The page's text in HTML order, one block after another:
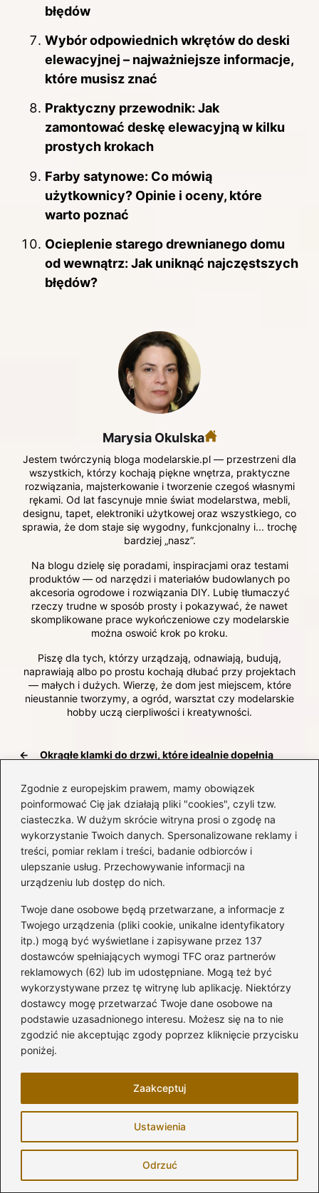
Zgodnie z europejskim prawem, mamy obowiązek
poinformować Cię jak działają pliki "cookies", czyli tzw.
ciasteczka. W dużym skrócie witryna prosi o zgodę na
wykorzystanie Twoich danych. Spersonalizowane reklamy i
treści, pomiar reklam i treści, badanie odbiorców i
ulepszanie usług. Przechowywanie informacji na
urządzeniu lub dostęp do nich.
Twoje dane osobowe będą przetwarzane, a informacje z
Twojego urządzenia (pliki cookie, unikalne identyfikatory
itp.) mogą być wyświetlane i zapisywane przez 137
dostawców spełniających wymogi TFC oraz partnerów
reklamowych (62) lub im udostępniane. Mogą też być
wykorzystywane przez tę witrynę lub aplikację. Niektórzy
dostawcy mogę przetwarzać Twoje dane osobowe na
podstawie uzasadnionego interesu. Możesz się na to nie
zgodzić nie akceptując zgody poprzez kliknięcie przycisku
poniżej.
Ustawienia
Odrzuć
Zaakceptuj
błędów
Wybór odpowiednich wkrętów do deski
elewacyjnej – najważniejsze informacje,
które musisz znać
Praktyczny przewodnik: Jak
zamontować deskę elewacyjną w kilku
prostych krokach
Farby satynowe: Co mówią
użytkownicy? Opinie i oceny, które
warto poznać
Ocieplenie starego drewnianego domu
od wewnątrz: Jak uniknąć najczęstszych
błędów?
Marysia Okulska
Jestem twórczynią bloga modelarskie.pl — przestrzeni dla
wszystkich, którzy kochają piękne wnętrza, praktyczne
rozwiązania, majsterkowanie i tworzenie czegoś własnymi
rękami. Od lat fascynuje mnie świat modelarstwa, mebli,
designu, tapet, elektroniki użytkowej oraz wszystkiego, co
sprawia, że dom staje się wygodny, funkcjonalny i... trochę
bardziej „nasz”.
Na blogu dzielę się poradami, inspiracjami oraz testami
produktów — od narzędzi i materiałów budowlanych po
akcesoria ogrodowe i rozwiązania DIY. Lubię tłumaczyć
rzeczy trudne w sposób prosty i pokazywać, że nawet
skomplikowane prace wykończeniowe czy modelarskie
można oswoić krok po kroku.
Piszę dla tych, którzy urządzają, odnawiają, budują,
naprawiają albo po prostu kochają dłubać przy projektach
— małych i dużych. Wierzę, że dom jest miejscem, które
nieustannie tworzymy, a ogród, warsztat czy modelarskie
hobby uczą cierpliwości i kreatywności.
←
Okrągłe klamki do drzwi, które idealnie dopełnią
→
Planer budowy domu – jak kompleksowe narzędzie
usprawnia zarządzanie budową
Dodaj komentarz
Twój adres email nie zostanie opublikowany.
Wymagane pola są oznaczone*
Komentarz*